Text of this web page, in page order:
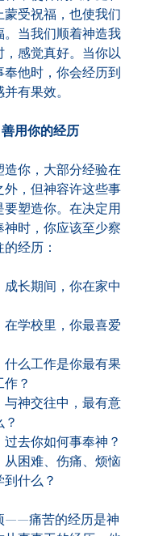
受祝福，也使我们
。当我们顺着神造我
感觉真好。当你以
他时，你会经历到
有果效。
用你的经历
你，大部分经验在
外，但神容许这些事
塑造你。在决定用
时，你应该至少察
经历：
长期间，你在家中
学校里，你最喜爱
么工作是你最有果
？
神交往中，最有意
去你如何事奉神？
困难、伤痛、烦恼
什么？
痛苦的经历是神